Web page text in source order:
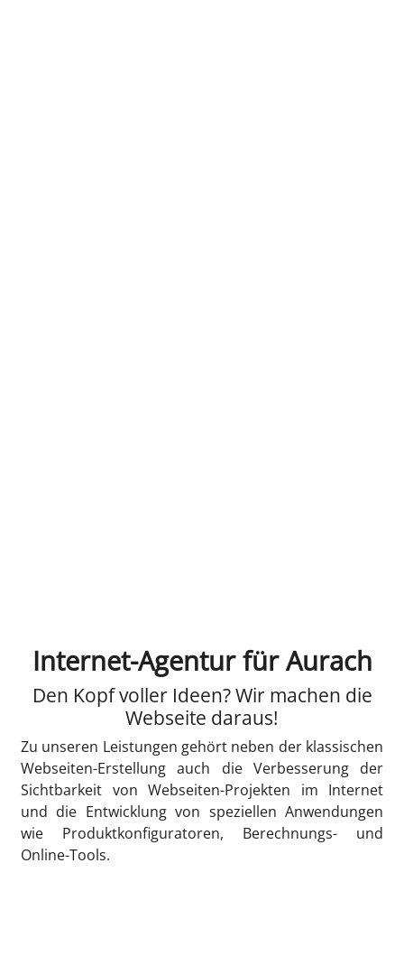
Internet-Agentur für Aurach
Den Kopf voller Ideen? Wir machen die
Webseite daraus!
Zu unseren Leistungen gehört neben der klassischen
Webseiten-Erstellung auch die Verbesserung der
Sichtbarkeit von Webseiten-Projekten im Internet
und die Entwicklung von speziellen Anwendungen
wie Produktkonfiguratoren, Berechnungs- und
Online-Tools.